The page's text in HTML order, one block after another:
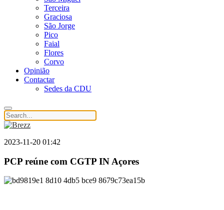
Terceira
Graciosa
São Jorge
Pico
Faial
Flores
Corvo
Opinião
Contactar
Sedes da CDU
2023-11-20 01:42
PCP reúne com CGTP IN Açores